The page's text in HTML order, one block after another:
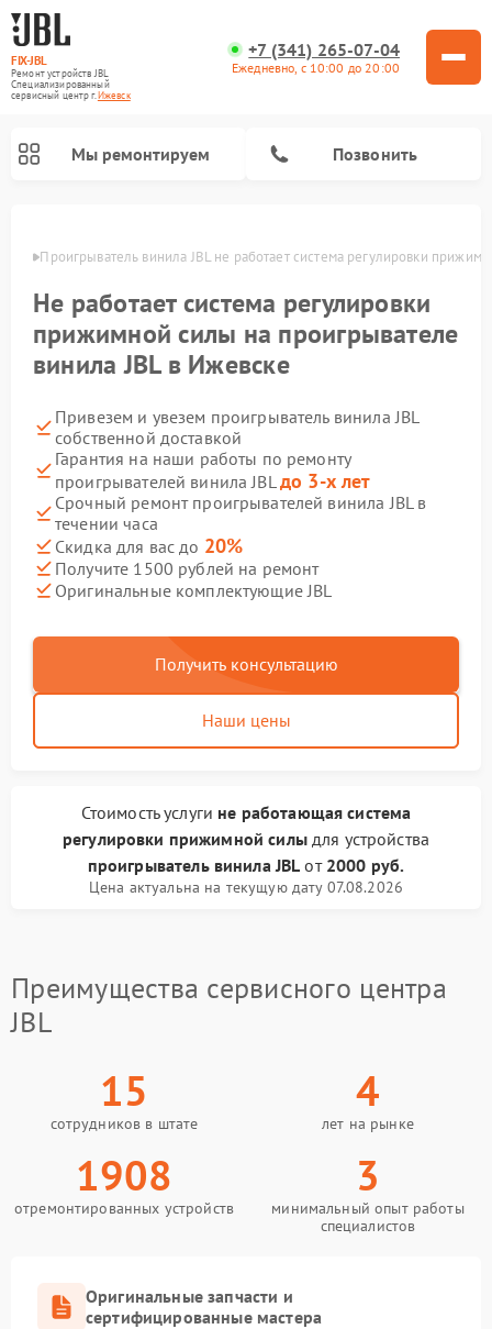
FIX-JBL
Ремонт устройств JBL
Специализированный
cервисный центр г.Ижевск
+7 (341) 265-07-04
Ежедневно, с 10:00 до 20:00
Мы ремонтируем Позвонить
Проигрыватель винила JBL не работает система регулировки
Не работает система регулировки
прижимной силы на проигрывателе
винила JBL в Ижевске
Привезем и увезем проигрыватель винила JBL
собственной доставкой
Гарантия на наши работы по ремонту
проигрывателей винила JBLдо 3-х лет
Срочный ремонт проигрывателей винила JBL в
течении часа
Скидка для вас до 20%
Получите 1500 рублей на ремонт
Оригинальные комплектующие JBL
Получить консультацию
Наши цены
Стоимость услуги не работающая система
регулировки прижимной силыдля устройства
проигрыватель винила JBL от 2000 руб.
Цена актуальна на текущую дату 07.08.2026
Преимущества сервисного центра
JBL
15
сотрудников в штате
4
лет на рынке
1908
отремонтированных устройств
3
минимальный опыт работы
специалистов
Оригинальные запчасти и
сертифицированные мастера